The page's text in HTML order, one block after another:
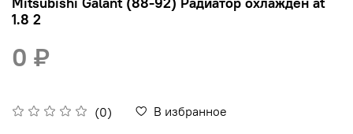
1.8 2
(0) В избранное
0 ₽